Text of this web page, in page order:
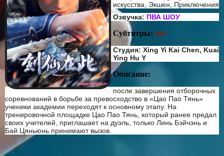
искусства, Экшен, Приключения
Озвучка: ПВА ШОУ
Субтитры: нет
Студия: Xing Yi Kai Chen, Kuai
Ying Hu Y
Описание:
после завершения отборочных
соревнований в борьбе за превосходство в «Цао Пао Тянь»
ученики академии переходят к основному этапу. На
тренировочной площадке Цао Пао Тянь, который ранее предал
своих учителей, приглашает на дуэль, только Линь Бэйчэнь и
Бай Цяньюнь принимают вызов.